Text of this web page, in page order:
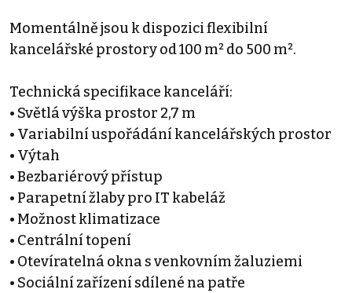
Momentálně jsou k dispozici flexibilní
kancelářské prostory od 100 m² do 500 m².
Technická specifikace kanceláří:
• Světlá výška prostor 2,7 m
• Variabilní uspořádání kancelářských prostor
• Výtah
• Bezbariérový přístup
• Parapetní žlaby pro IT kabeláž
• Možnost klimatizace
• Centrální topení
• Otevíratelná okna s venkovním žaluziemi
• Sociální zařízení sdílené na patře